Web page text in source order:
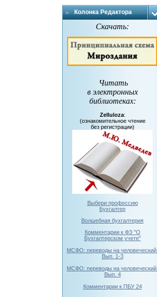
Колонка Редактора
Скачать:
Читать
в электронных
библиотеках:
Zelluloza:
(ознакомительное чтение
без регистрации)
Выбери профессию
Бухгалтер
Волшебная бухгалтерия
Комментарии к ФЗ "О
Бухгалтерском учете"
МСФО: переводы на человеческий.
Вып. 1-3
МСФО: переводы на человеческий.
Вып. 4
Комментарии к ПБУ 24